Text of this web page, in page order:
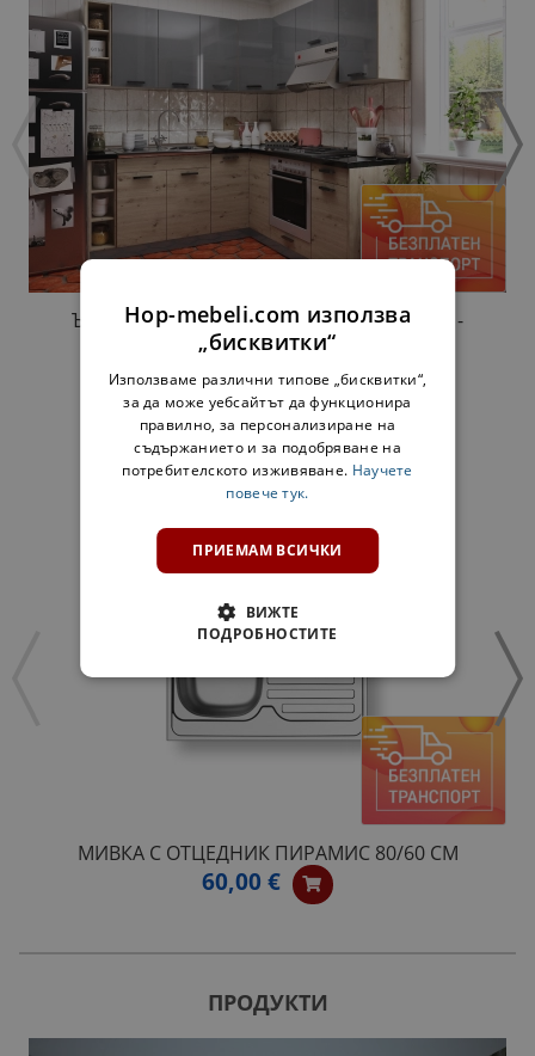
ЪГЛОВА КУХНЯ МАРТА ЛУКС 190 / 190 СМ -
ЗЛАТЕН ДЪБ / ГРАФИТ
904,00 €
ДОПЪЛНИ КОМПЛЕКТ:
MИВКА С ОТЦЕДНИК ПИРАМИС 80/60 СМ
60,00 €
ПРОДУКТИ
Hop-mebeli.com използва
„бисквитки“
Използваме различни типове „бисквитки“,
за да може уебсайтът да функционира
правилно, за персонализиране на
съдържанието и за подобряване на
потребителското изживяване. Научете
повече тук.
ПРИЕМАМ ВСИЧКИ
ВИЖТЕ
ПОДРОБНОСТИТЕ